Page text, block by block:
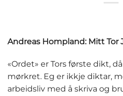
Andreas Hompland: Mitt Tor
«Ordet» er Tors første dikt,
mørkret. Eg er ikkje diktar,
arbeidsliv med å skriva og